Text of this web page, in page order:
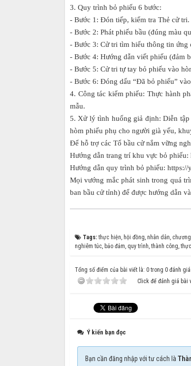
3. Quy trình bỏ phiếu 6 bước:
- Bước 1: Đón tiếp, kiểm tra Thẻ cử tri.
- Bước 2: Phát phiếu bầu (đúng màu
- Bước 3: Cử tri tìm hiểu thông tin ứng
- Bước 4: Hướng dẫn viết phiếu (đảm
- Bước 5: Cử tri tự tay bỏ phiếu vào
- Bước 6: Đóng dấu “Đã bỏ phiếu”
4. Công tác kiểm phiếu: Thực hành
mẫu.
5. Xử lý tình huống giả định: Diễn
hòm phiếu phụ cho người già yếu,
Để hỗ trợ các Tổ bầu cử nắm vững
Hướng dẫn trang trí khu vực bỏ
Hướng dẫn quy trình bỏ phiếu:
Mọi vướng mắc phát sinh trong quá
ban bầu cử tỉnh) để được hướng dẫn
Tags: thực hiện, hội đồng, nhân dân,
nghiêm túc, bảo đảm, quy trình, thành công,
Tổng số điểm của bài viết là: 0 trong 0 đánh giá
Click để đánh giá bài
Ý kiến bạn đọc
Bạn cần đăng nhập với tư cách là